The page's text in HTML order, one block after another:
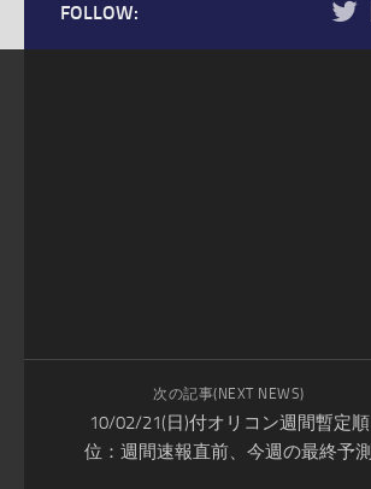
FOLLOW:
次の記事(NEXT NEWS)
10/02/21(日)付オリコン週間暫定順
位：週間速報直前、今週の最終予測